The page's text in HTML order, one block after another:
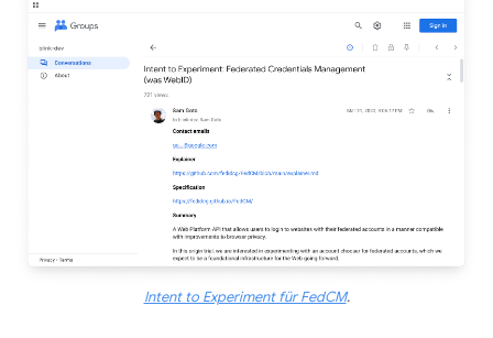
Intent to Experiment für FedCM.